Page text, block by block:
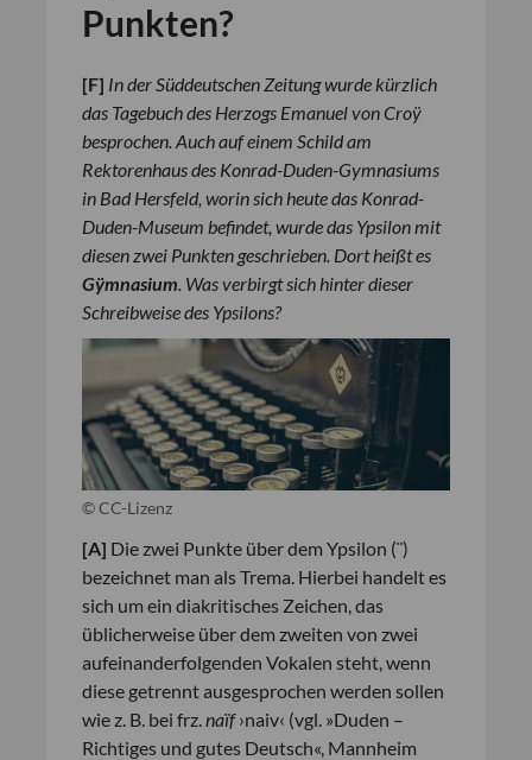
Punkten?
[F] In der Süddeutschen Zeitung wurde kürzlich
das Tagebuch des Herzogs Emanuel von Croÿ
besprochen. Auch auf einem Schild am
Rektorenhaus des Konrad-Duden-Gymnasiums
in Bad Hersfeld, worin sich heute das Konrad-
Duden-Museum befindet, wurde das Ypsilon mit
diesen zwei Punkten geschrieben. Dort heißt es
Gÿmnasium. Was verbirgt sich hinter dieser
Schreibweise des Ypsilons?
© CC-Lizenz
[A] Die zwei Punkte über dem Ypsilon (¨)
bezeichnet man als Trema. Hierbei handelt es
sich um ein diakritisches Zeichen, das
üblicherweise über dem zweiten von zwei
aufeinanderfolgenden Vokalen steht, wenn
diese getrennt ausgesprochen werden sollen
wie z. B. bei frz. naïf›naiv‹ (vgl. »Duden –
Richtiges und gutes Deutsch«, Mannheim